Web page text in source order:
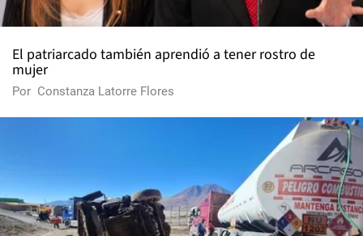
El patriarcado también aprendió a tener rostro de
mujer
Por Constanza Latorre Flores